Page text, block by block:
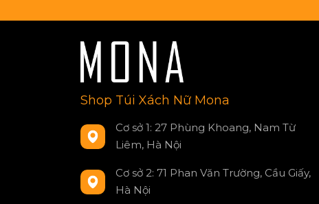
Shop Túi Xách Nữ Mona
Cơ sở 1: 27 Phùng Khoang, Nam Từ
Liêm, Hà Nội
Cơ sở 2: 71 Phan Văn Trường, Cầu Giấy,
Hà Nội